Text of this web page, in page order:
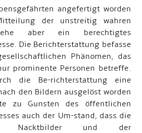
angefertigt worden
der unstreitig wahren
aber ein berechtigtes
Die Berichterstattung befasse
Phänomen, das
prominente Personen betreffe.
die Be-richterstattung eine
den Bildern ausgelöst worden
zu Gunsten des öffentlichen
auch der Um-stand, dass die
Nacktbilder und der